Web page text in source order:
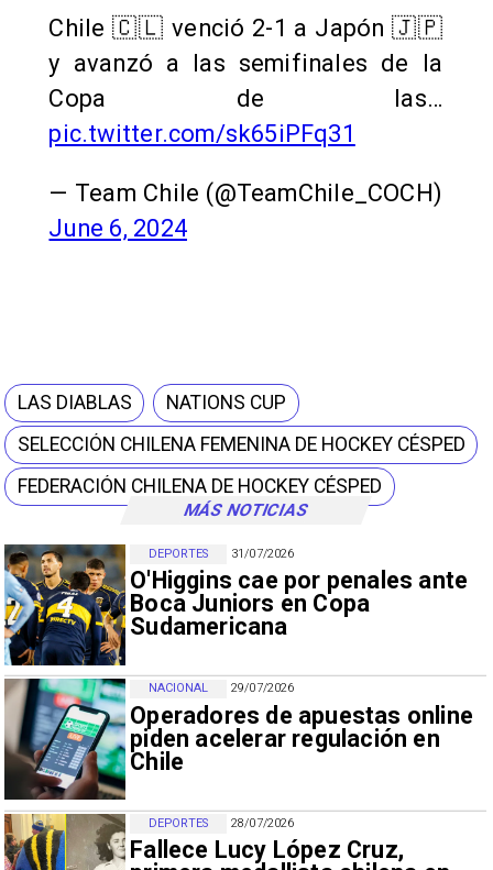
MÁS NOTICIAS
31/07/2026
O'Higgins cae por penales ante
Boca Juniors en Copa
Sudamericana
DEPORTES
29/07/2026
Operadores de apuestas online
piden acelerar regulación en
Chile
NACIONAL
28/07/2026
Fallece Lucy López Cruz,
DEPORTES
Chile 🇨🇱 venció 2-1 a Japón 🇯🇵
y avanzó a las semifinales de la
Copa de las…
pic.twitter.com/sk65iPFq31
— Team Chile (@TeamChile_COCH)
June 6, 2024
LAS DIABLAS
NATIONS CUP
SELECCIÓN CHILENA FEMENINA DE HOCKEY CÉSPED
FEDERACIÓN CHILENA DE HOCKEY CÉSPED